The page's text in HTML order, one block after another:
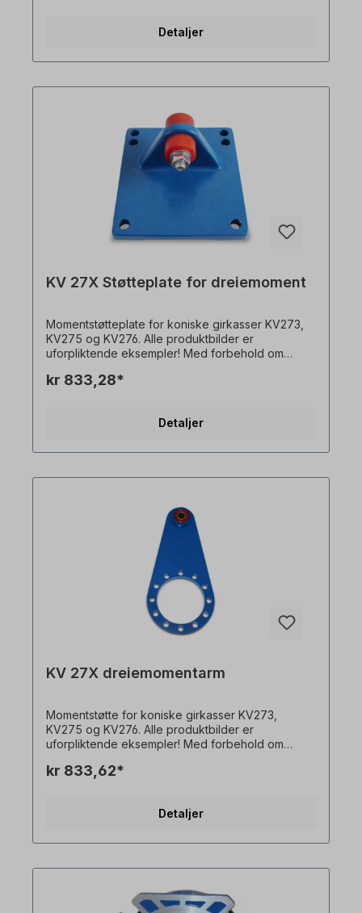
Detaljer
KV 27X Støtteplate for dreiemoment
Momentstøtteplate for koniske girkasser KV273,
KV275 og KV276. Alle produktbilder er
uforpliktende eksempler! Med forbehold om
kr 833,28*
Detaljer
KV 27X dreiemomentarm
Momentstøtte for koniske girkasser KV273,
KV275 og KV276. Alle produktbilder er
uforpliktende eksempler! Med forbehold om
kr 833,62*
Detaljer